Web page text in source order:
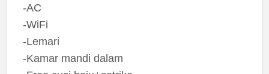
-AC
-WiFi
-Lemari
-Kamar mandi dalam